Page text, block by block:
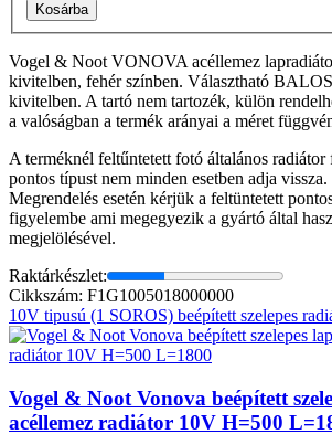
Kosárba
Vogel & Noot VONOVA acéllemez
kivitelben, fehér színben. Választható
kivitelben. A tartó nem tartozék, külön
a valóságban a termék arányai a méret
A terméknél feltűntetett fotó általános radiátor
pontos típust nem minden esetben adja vissza.
Megrendelés esetén kérjük a feltüntetett
figyelembe ami megegyezik a gyártó által
megjelölésével.
Raktárkészlet:
Cikkszám: F1G1005018000000
10V tipusú (1 SOROS) beépített szelepes
Vogel & Noot Vonova beépített
acéllemez radiátor 10V H=500